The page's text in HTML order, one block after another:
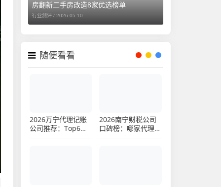
房翻新二手房改造8家优选榜单
行业测评 / 2026-05-10
随便看看
2026万宁代理记账
公司推荐：Top6口
碑品牌排行
2026南宁财税公司
口碑榜：哪家代理记
账服务好？Top8实